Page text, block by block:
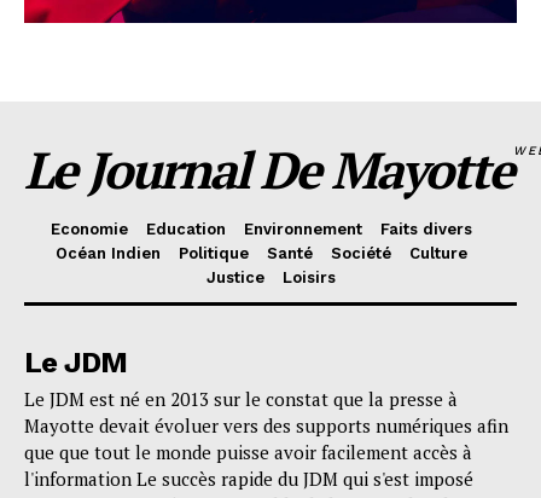
Le Journal De Mayotte
Economie Education Environnement
Faits divers
Océan Indien
Politique Santé Société
Culture
Justice
Loisirs
Le JDM
Le JDM est né en 2013 sur le constat que la presse à
Mayotte devait évoluer vers des supports numériques afin
que que tout le monde puisse avoir facilement accès à
l'information Le succès rapide du JDM qui s'est imposé